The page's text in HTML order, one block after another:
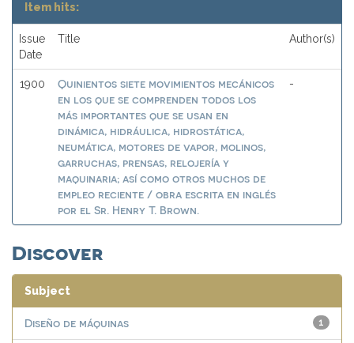
Item hits:
Issue
Date
Title Author(s)
1900
Quinientos siete movimientos mecánicos
en los que se comprenden todos los
más importantes que se usan en
dinámica, hidráulica, hidrostática,
neumática, motores de vapor, molinos,
garruchas, prensas, relojería y
maquinaria; así como otros muchos de
empleo reciente / obra escrita en inglés
por el Sr. Henry T. Brown.
-
Discover
Subject
1
Diseño de máquinas